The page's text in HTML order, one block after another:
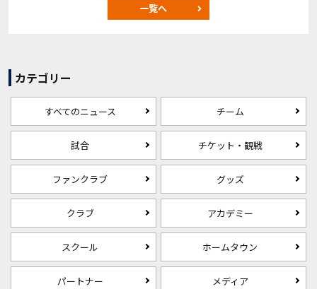
一覧へ
カテゴリー
すべてのニュース チーム
試合 チケット・観戦
ファンクラブ グッズ
クラブ アカデミー
スクール ホームタウン
パートナー メディア